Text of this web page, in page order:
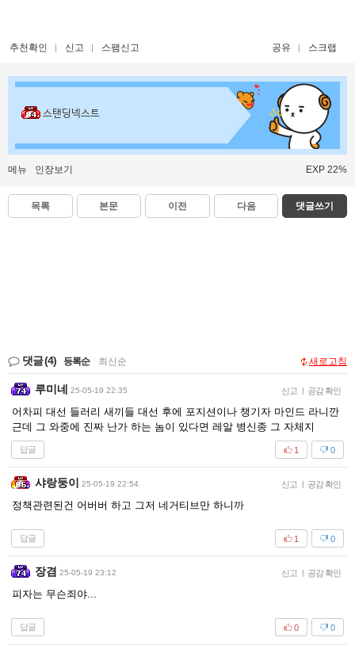
추천확인 신고 스팸신고 공유 스크랩
스탠딩넥스트
메뉴 인장보기 EXP 22%
목록 본문 이전 다음 댓글쓰기
댓글(4) 등록순 최신순 새로고침
루미네 25-05-19 22:35 신고 | 공감 확인
어차피 대선 들러리 새끼들 대선 후에 포지션이나 챙기자 마인드 라니깐
근데 그 와중에 진짜 난가 하는 놈이 있다면 레알 병신종 그 자체지
답글 0
1
샤랑둥이 25-05-19 22:54 신고 | 공감 확인
정책관련된건 어버버 하고 그저 네거티브만 하니까
답글 0
1
장겸 25-05-19 23:12 신고 | 공감 확인
피자는 무슨죄야...
답글 0
0